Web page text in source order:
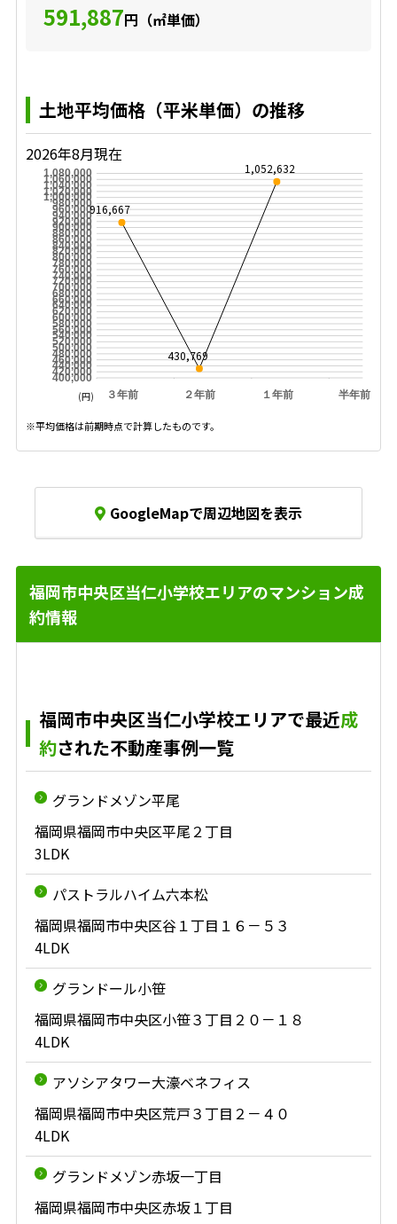
591,887円（㎡単価）
土地平均価格（平米単価）の推移
2026年8月現在
３年前 ２年前 １年前 半年前
400,000
420,000
440,000
460,000
480,000
500,000
520,000
540,000
560,000
580,000
600,000
620,000
640,000
660,000
680,000
700,000
720,000
740,000
760,000
780,000
800,000
820,000
840,000
860,000
880,000
900,000
920,000
940,000
960,000
980,000
1,000,000
1,020,000
1,040,000
1,060,000
1,080,000
916,667
430,769
1,052,632
(円)
※平均価格は前期時点で計算したものです。
GoogleMapで周辺地図を表示
福岡市中央区当仁小学校エリアのマンション成
約情報
福岡市中央区当仁小学校エリアで最近成
約された不動産事例一覧
グランドメゾン平尾
福岡県福岡市中央区平尾２丁目
3LDK
パストラルハイム六本松
福岡県福岡市中央区谷１丁目１６－５３
4LDK
グランドール小笹
福岡県福岡市中央区小笹３丁目２０－１８
4LDK
アソシアタワー大濠ベネフィス
福岡県福岡市中央区荒戸３丁目２－４０
4LDK
グランドメゾン赤坂一丁目
福岡県福岡市中央区赤坂１丁目